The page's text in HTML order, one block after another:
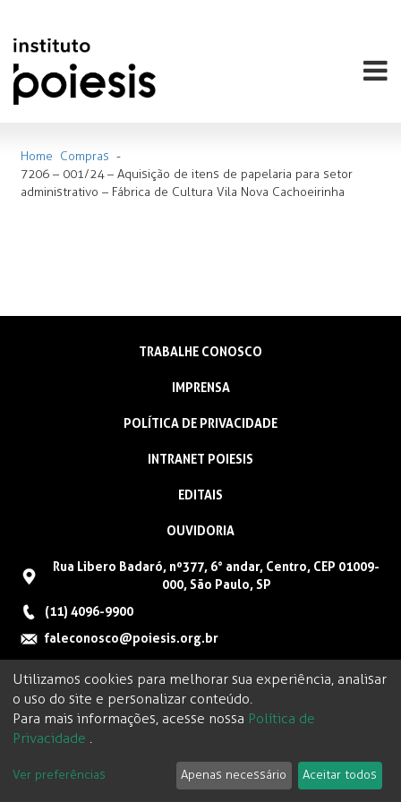
Home Compras -
7206 – 001/24 – Aquisição de itens de papelaria para setor
administrativo – Fábrica de Cultura Vila Nova Cachoeirinha
TRABALHE CONOSCO
IMPRENSA
POLÍTICA DE PRIVACIDADE
INTRANET POIESIS
EDITAIS
OUVIDORIA
Rua Libero Badaró, nº377, 6° andar, Centro, CEP 01009-
000, São Paulo, SP
(11) 4096-9900
faleconosco@poiesis.org.br
Utilizamos cookies para melhorar sua experiência, analisar
o uso do site e personalizar conteúdo.
Para mais informações, acesse nossa Política de
Privacidade .
Ver preferências Apenas necessário Aceitar todos